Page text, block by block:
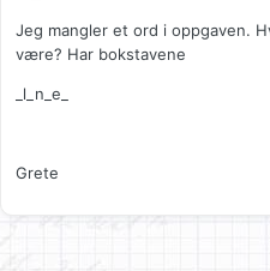
Jeg mangler et ord i oppgaven.
være? Har bokstavene
_l_n_e_
Grete